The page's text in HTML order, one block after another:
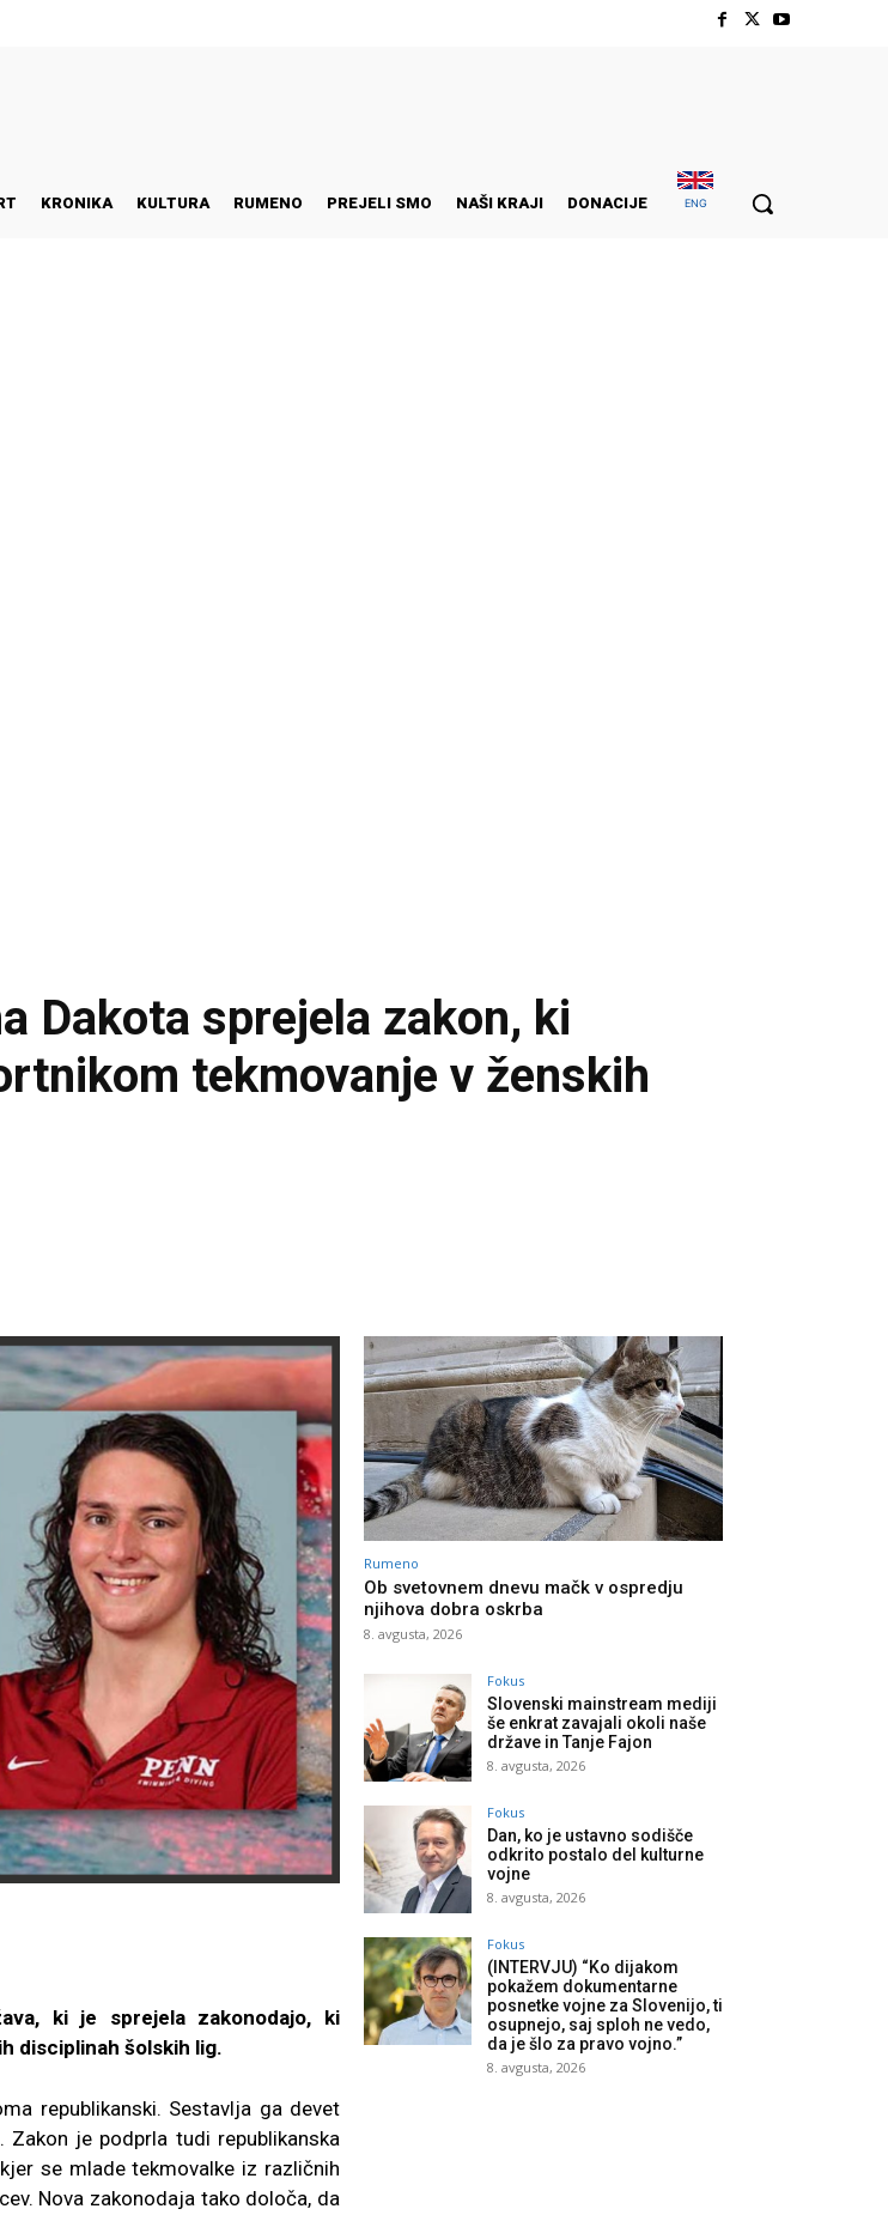
KRONIKA KULTURA RUMENO PREJELI SMO NAŠI KRAJI DONACIJE ENG
Dakota sprejela zakon, ki
tekmovanje v ženskih
ki je sprejela zakonodajo, ki
disciplinah šolskih lig.
republikanski. Sestavlja ga devet
je podprla tudi republikanska
se mlade tekmovalke iz različnih
Nova zakonodaja tako določa, da
Rumeno
Ob svetovnem dnevu mačk v ospredju
njihova dobra oskrba
8. avgusta, 2026
Fokus
Slovenski mainstream mediji
še enkrat zavajali okoli naše
države in Tanje Fajon
8. avgusta, 2026
Fokus
Dan, ko je ustavno sodišče
odkrito postalo del kulturne
vojne
8. avgusta, 2026
Fokus
(INTERVJU) “Ko dijakom
pokažem dokumentarne
posnetke vojne za Slovenijo, ti
osupnejo, saj sploh ne vedo,
da je šlo za pravo vojno.”
8. avgusta, 2026